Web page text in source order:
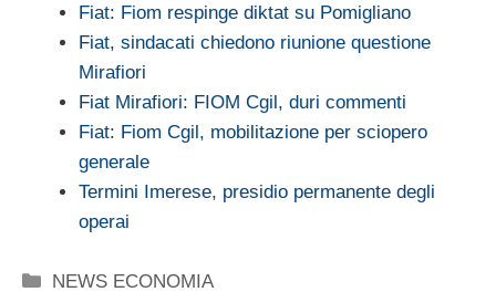
Fiat: Fiom respinge diktat su Pomigliano
Fiat, sindacati chiedono riunione questione
Mirafiori
Fiat Mirafiori: FIOM Cgil, duri commenti
Fiat: Fiom Cgil, mobilitazione per sciopero
generale
Termini Imerese, presidio permanente degli
operai
Categorie
NEWS ECONOMIA